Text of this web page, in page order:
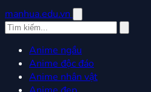
manhua.edu.vn
Anime ngầu
Anime độc đáo
Anime nhân vật